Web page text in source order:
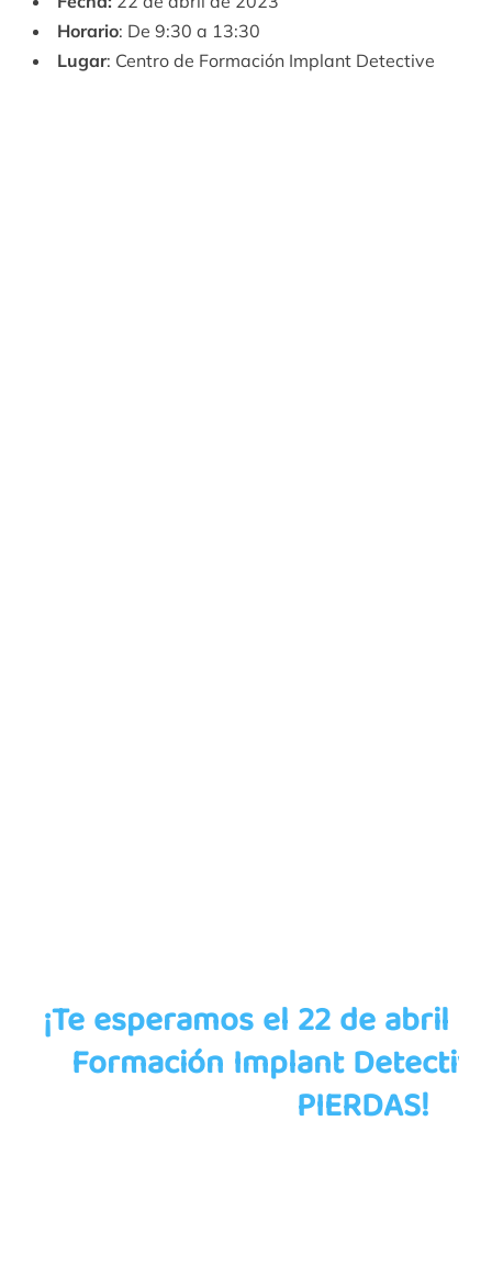
Horario: De 9:30 a 13:30
Lugar: Centro de Formación Implant Detective
¡Te esperamos el 22 de abril
Formación Implant
PIERDAS!